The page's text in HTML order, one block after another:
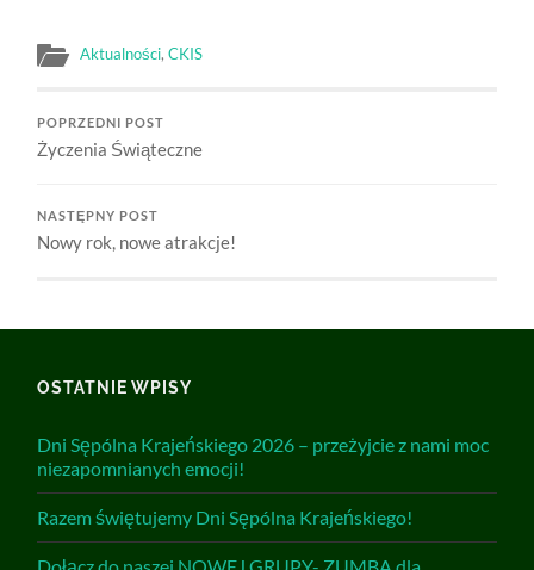
Aktualności,CKIS
POPRZEDNI POST
Życzenia Świąteczne
NASTĘPNY POST
Nowy rok, nowe atrakcje!
OSTATNIE WPISY
Dni Sępólna Krajeńskiego 2026 – przeżyjcie z nami moc
niezapomnianych emocji!
Razem świętujemy Dni Sępólna Krajeńskiego!